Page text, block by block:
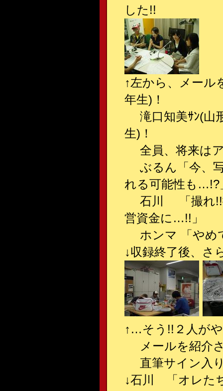
した!!
↑左から、メール
年生)！
滝口知美ｻﾝ(山
生)！
全員、将来は
ぶるん「今、写
れる可能性も…!?
石川 「撮れ!!
営資金に…!!」
ホンマ 「やめ
↓収録終了後、さ
↑…そう!!２人が
メールを紹介
直筆サイン入
↓石川 「オレた